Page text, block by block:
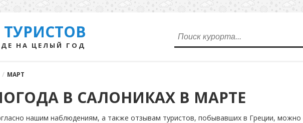
НА ЦЕЛЫЙ ГОД
/ МАРТ
В САЛОНИКАХ В МАРТЕ
нашим наблюдениям, а также отзывам туристов, побывавших в Греции, можно